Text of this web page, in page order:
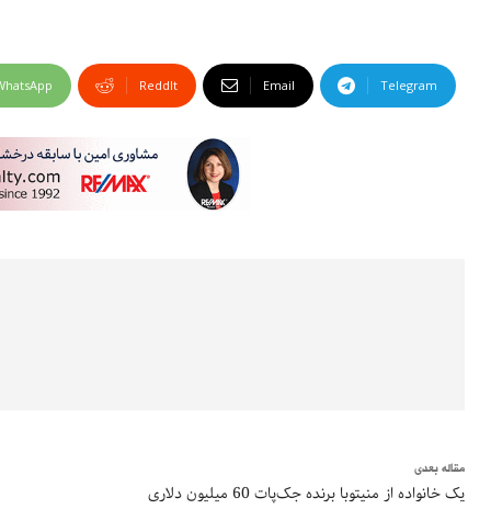
ReddIt Email Telegram
مقاله بعدی
یک خانواده از منیتوبا برنده جک‌پات 60 میلیون دلاری